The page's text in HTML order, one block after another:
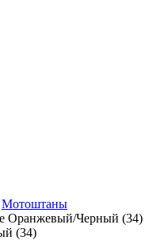
Мотоштаны
Оранжевый/Черный (34)
(34)